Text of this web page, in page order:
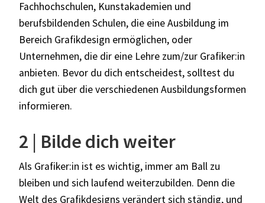
Fachhochschulen, Kunstakademien und
berufsbildenden Schulen, die eine Ausbildung im
Bereich Grafikdesign ermöglichen, oder
Unternehmen, die dir eine Lehre zum/zur Grafiker:in
anbieten. Bevor du dich entscheidest, solltest du
dich gut über die verschiedenen Ausbildungsformen
informieren.
2 | Bilde dich weiter
Als Grafiker:in ist es wichtig, immer am Ball zu
bleiben und sich laufend weiterzubilden. Denn die
Welt des Grafikdesigns verändert sich ständig, und